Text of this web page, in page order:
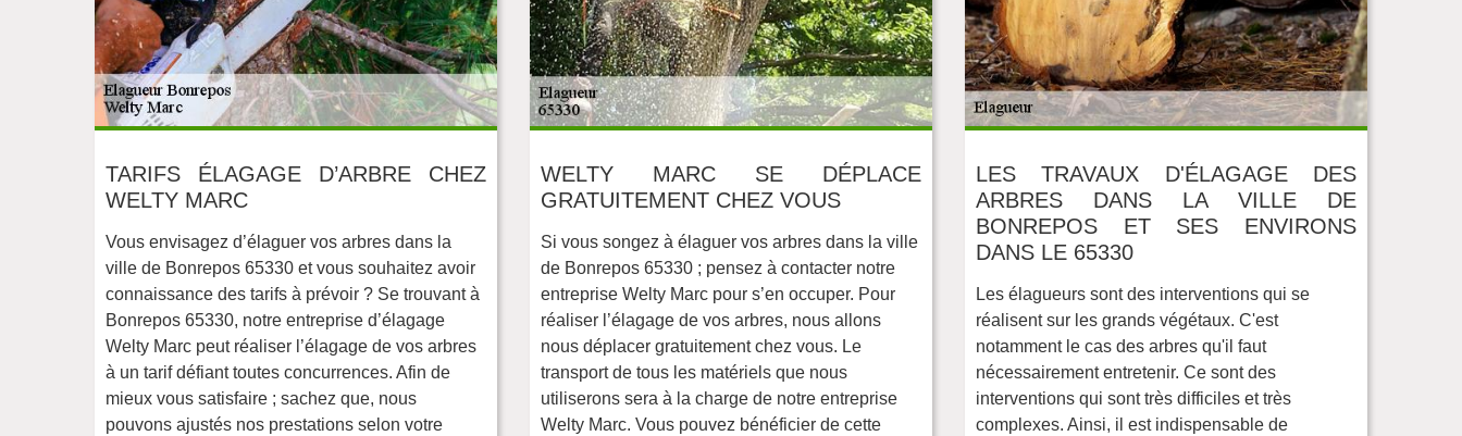
TARIFS ÉLAGAGE D’ARBRE CHEZ
WELTY MARC
Vous envisagez d’élaguer vos arbres dans la
ville de Bonrepos 65330 et vous souhaitez avoir
connaissance des tarifs à prévoir ? Se trouvant à
Bonrepos 65330, notre entreprise d’élagage
Welty Marc peut réaliser l’élagage de vos arbres
à un tarif défiant toutes concurrences. Afin de
mieux vous satisfaire ; sachez que, nous
pouvons ajustés nos prestations selon votre
WELTY MARC SE DÉPLACE
GRATUITEMENT CHEZ VOUS
Si vous songez à élaguer vos arbres dans la ville
de Bonrepos 65330 ; pensez à contacter notre
entreprise Welty Marc pour s’en occuper. Pour
réaliser l’élagage de vos arbres, nous allons
nous déplacer gratuitement chez vous. Le
transport de tous les matériels que nous
utiliserons sera à la charge de notre entreprise
Welty Marc. Vous pouvez bénéficier de cette
LES TRAVAUX D'ÉLAGAGE DES
ARBRES DANS LA VILLE DE
BONREPOS ET SES ENVIRONS
DANS LE 65330
Les élagueurs sont des interventions qui se
réalisent sur les grands végétaux. C'est
notamment le cas des arbres qu'il faut
nécessairement entretenir. Ce sont des
interventions qui sont très difficiles et très
complexes. Ainsi, il est indispensable de